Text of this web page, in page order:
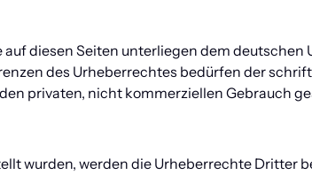
diesen Seiten unterliegen dem
des Urheberrechtes bedürfen der
privaten, nicht kommerziellen Gebrauch
wurden, werden die Urheberrechte Dritter